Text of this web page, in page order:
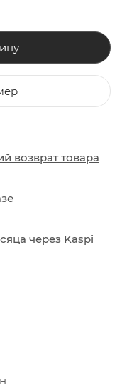
возврат товара
через Kaspi